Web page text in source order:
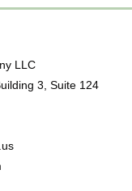
LLC
3, Suite 124